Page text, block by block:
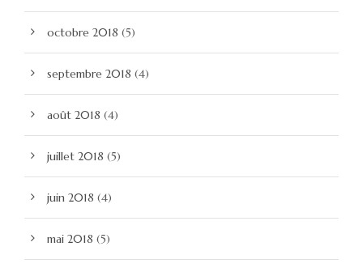
octobre 2018 (5)
septembre 2018 (4)
août 2018 (4)
juillet 2018 (5)
juin 2018 (4)
mai 2018 (5)